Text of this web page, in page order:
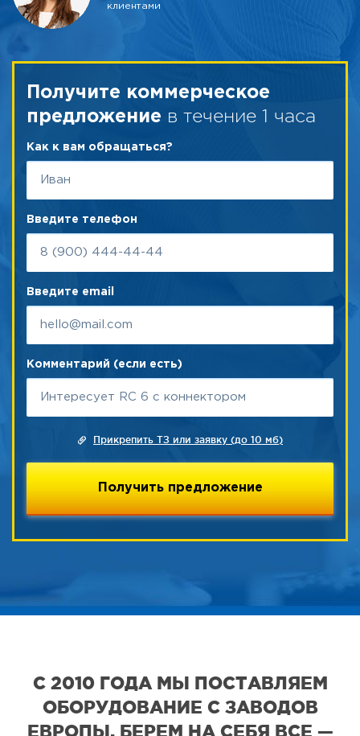
клиентами
Получите коммерческое
предложение в течение 1 часа
Как к вам обращаться?
Введите телефон
Введите email
Комментарий (если есть)
Прикрепить ТЗ или заявку (до 10 мб)
С 2010 ГОДА МЫ ПОСТАВЛЯЕМ
ОБОРУДОВАНИЕ С ЗАВОДОВ
ЕВРОПЫ. БЕРЕМ НА СЕБЯ ВСЕ —